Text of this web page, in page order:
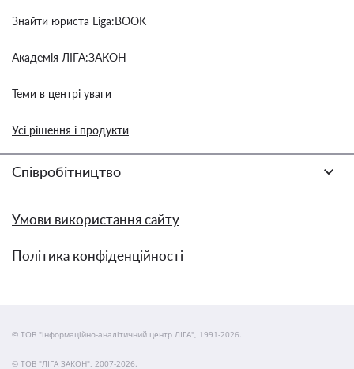
Знайти юриста Liga:BOOK
Академія ЛІГА:ЗАКОН
Теми в центрі уваги
Усі рішення і продукти
Співробітництво
Умови використання сайту
Політика конфіденційності
© ТОВ "інформаційно-аналітичний центр ЛІГА", 1991-2026.
© ТОВ "ЛІГА ЗАКОН", 2007-2026.